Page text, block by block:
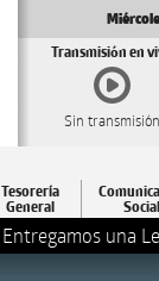
Transmisión en
Sin transmisión
Tesorería
General Social
Entregamos una